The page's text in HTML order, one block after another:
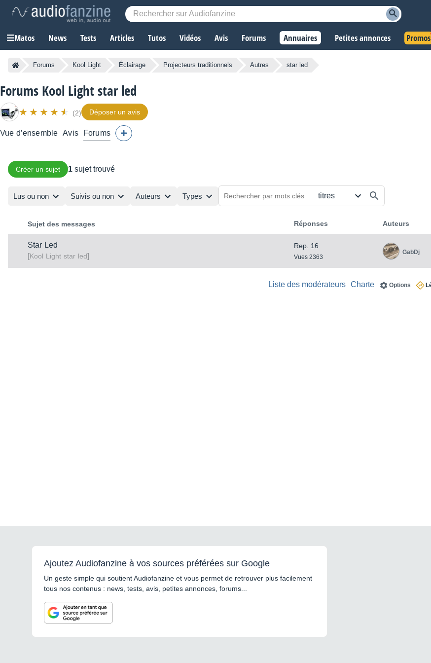
Matos News Tests Articles Tutos Vidéos Avis Forums Annuaires Petites annonces Promos
Forums Kool Light Éclairage Projecteurs traditionnels Autres star led
Forums Kool Light star led
(2) Déposer un avis
Vue d’ensemble Avis Forums
Créer un sujet 1 sujet trouvé
Lus ou non Suivis ou non Auteurs Types
Sujet des messages Réponses Auteurs
Star Led
[Kool Light star led]
Rep. 16
Vues 2363
GabDj
Options
Charte
Liste des modérateurs
Ajoutez Audiofanzine à vos sources préférées sur Google
Un geste simple qui soutient Audiofanzine et vous permet de retrouver plus facilement
tous nos contenus : news, tests, avis, petites annonces, forums...